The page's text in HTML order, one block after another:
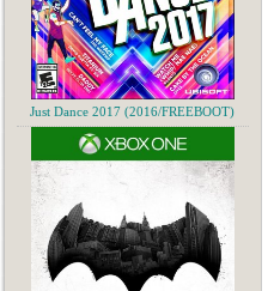
Just Dance 2017 (2016/FREEBOOT)